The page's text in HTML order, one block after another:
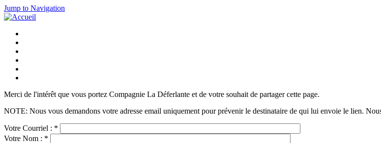
Jump to Navigation
Merci de l'intérêt que vous portez Compagnie La Déferlante et de votre souhait de partager cette page.
NOTE: Nous vous demandons votre adresse email uniquement pour prévenir le destinataire de qui lui envoie le lien.
Votre Courriel : *
Votre Nom : *